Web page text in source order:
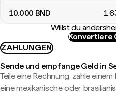
10.000 BND
Willst du
Konvertiere
ZAHLUNGEN
Sende und empfange Geld in
Teile eine Rechnung, zahle
eine mexikanische oder